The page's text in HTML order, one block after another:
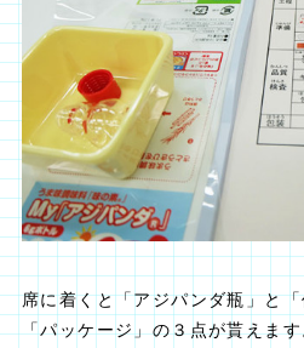
席に着くと「アジパンダ瓶」と
「パッケージ」の３点が貰えま